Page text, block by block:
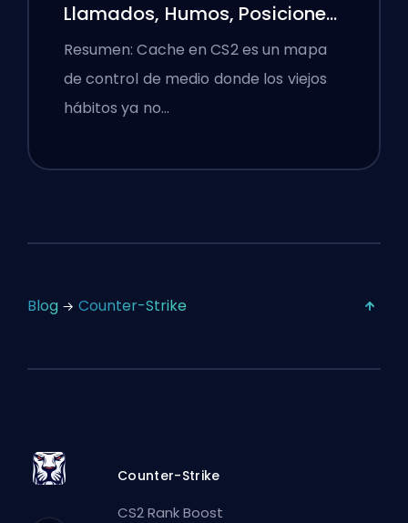
Llamados, Humos, Posiciones
y Consejos Premier
Resumen: Cache en CS2 es un mapa
de control de medio donde los viejos
hábitos ya no…
Blog Counter-Strike
Counter-Strike
CS2 Rank Boost